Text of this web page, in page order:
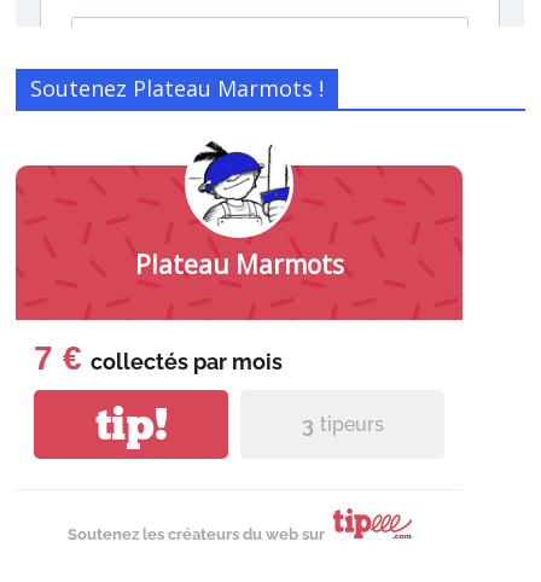
Soutenez Plateau Marmots !
Plateau Marmots
7 € collectés par mois
tip! 3 tipeurs
Soutenez les créateurs du web sur